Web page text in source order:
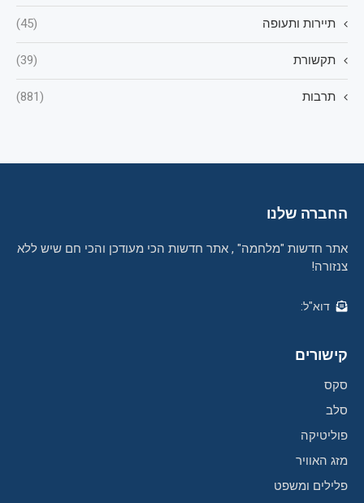
תיירות ותעופה (45)
תקשורת (39)
תרבות (881)
החברה שלנו
אתר חדשות "מלחמה" , אתר חדשות הכי מעודכן והכי חם שיש ללא
צנזורה!
דוא"ל:
קישורים
סקס
סלב
פוליטיקה
מזג האוויר
פלילים ומשפט